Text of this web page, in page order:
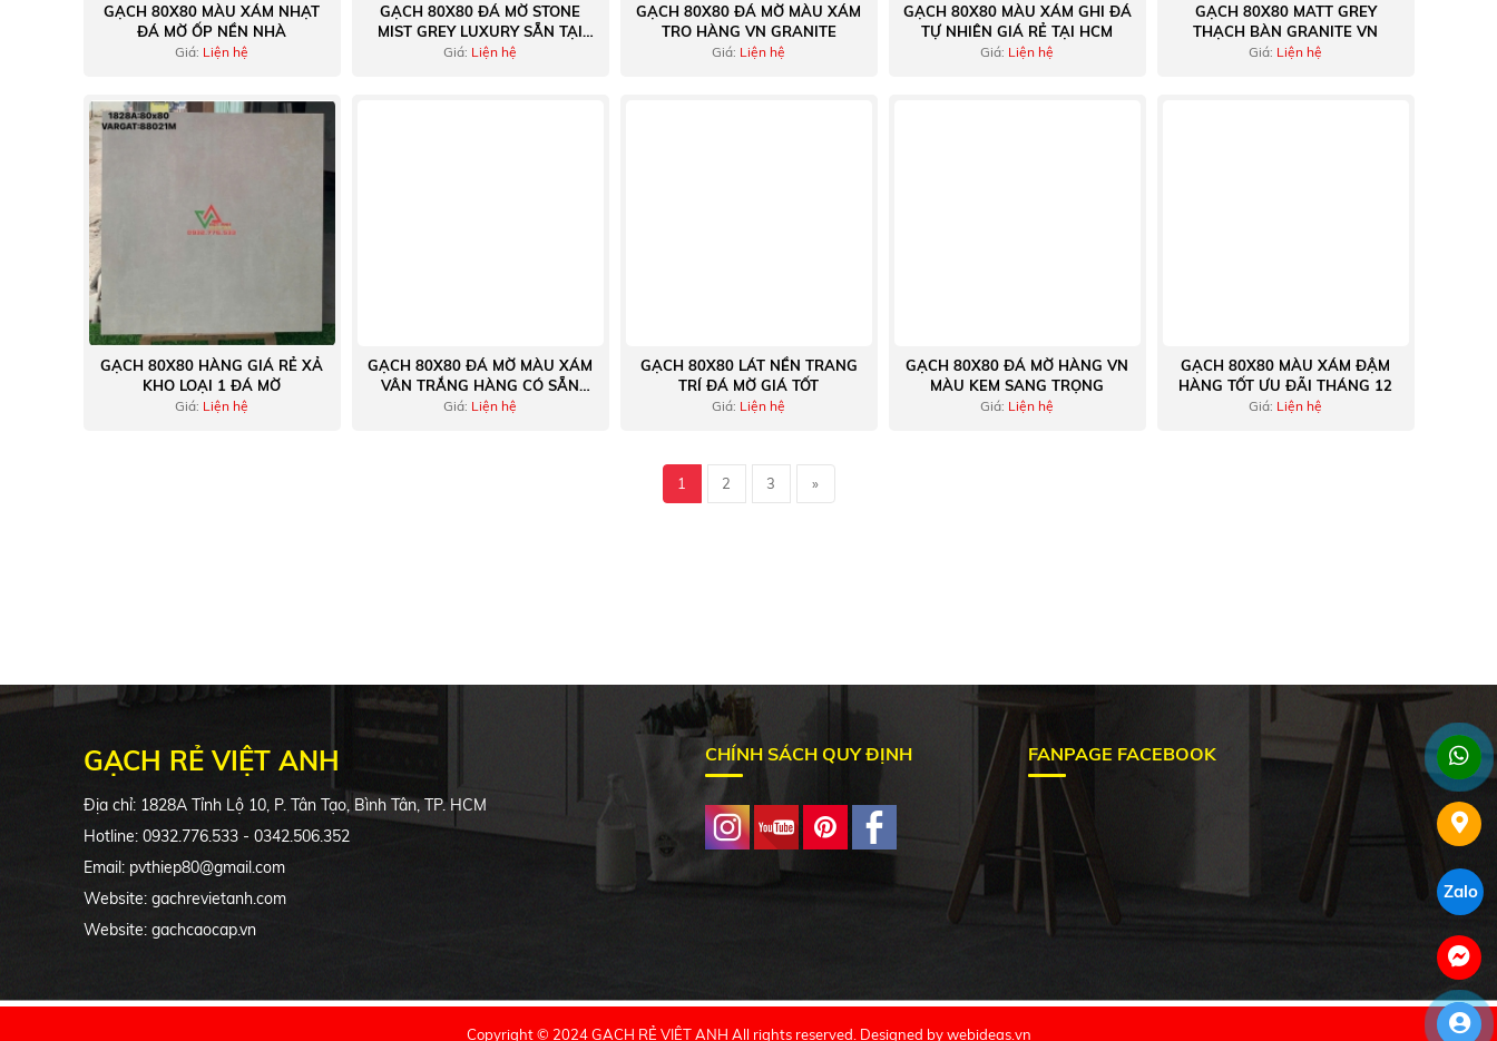
GẠCH 80X80 MÀU XÁM NHẠT
ĐÁ MỜ ỐP NỀN NHÀ
Giá: Liện hệ
GẠCH 80X80 ĐÁ MỜ STONE
MIST GREY LUXURY SẴN TẠI
KHO
Giá: Liện hệ
GẠCH 80X80 ĐÁ MỜ MÀU XÁM
TRO HÀNG VN GRANITE
Giá: Liện hệ
GẠCH 80X80 MÀU XÁM GHI ĐÁ
TỰ NHIÊN GIÁ RẺ TẠI HCM
Giá: Liện hệ
GẠCH 80X80 MATT GREY
THẠCH BÀN GRANITE VN
Giá: Liện hệ
GẠCH 80X80 HÀNG GIÁ RẺ XẢ
KHO LOẠI 1 ĐÁ MỜ
Giá: Liện hệ
GẠCH 80X80 ĐÁ MỜ MÀU XÁM
VÂN TRẮNG HÀNG CÓ SẴN
TRONG KHO
Giá: Liện hệ
GẠCH 80X80 LÁT NỀN TRANG
TRÍ ĐÁ MỜ GIÁ TỐT
Giá: Liện hệ
GẠCH 80X80 ĐÁ MỜ HÀNG VN
MÀU KEM SANG TRỌNG
Giá: Liện hệ
GẠCH 80X80 MÀU XÁM ĐẬM
HÀNG TỐT ƯU ĐÃI THÁNG 12
Giá: Liện hệ
1 2 3 »
GẠCH RẺ VIỆT ANH
Địa chỉ: 1828A Tỉnh Lộ 10, P. Tân Tạo, Bình Tân, TP. HCM
Hotline: 0932.776.533 - 0342.506.352
Email: pvthiep80@gmail.com
Website: gachrevietanh.com
Website: gachcaocap.vn
CHÍNH SÁCH QUY ĐỊNH FANPAGE FACEBOOK
Copyright © 2024 GẠCH RẺ VIỆT ANH All rights reserved. Designed bywebideas.vn
Zalo